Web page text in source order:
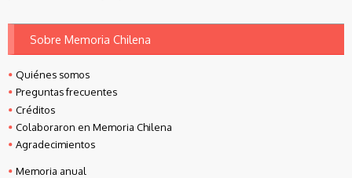
Sobre Memoria Chilena
Quiénes somos
Preguntas frecuentes
Créditos
Colaboraron en Memoria Chilena
Agradecimientos
Memoria anual